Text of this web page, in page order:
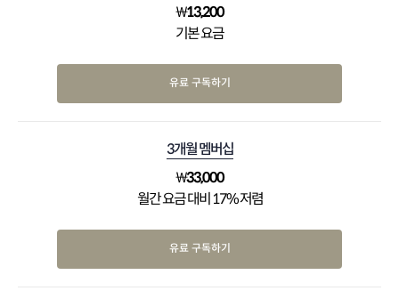
₩13,200
기본 요금
유료 구독하기
3개월 멤버십
₩33,000
월간 요금 대비 17% 저렴
유료 구독하기